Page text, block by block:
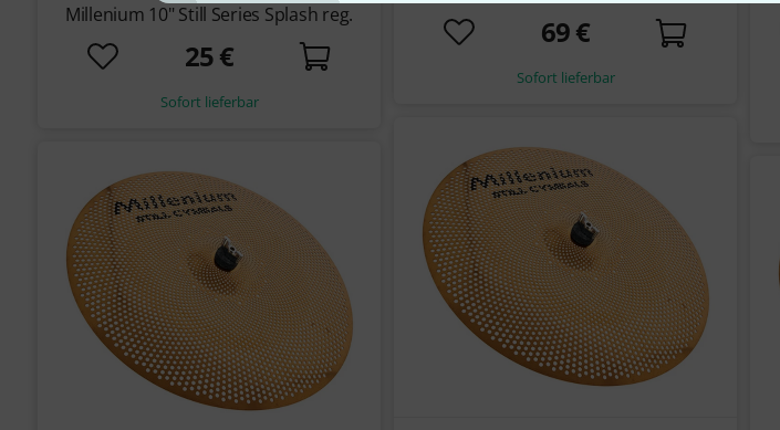
Millenium 10" Still Series Splash reg.
25 €
Sofort lieferbar
69 €
Sofort lieferbar